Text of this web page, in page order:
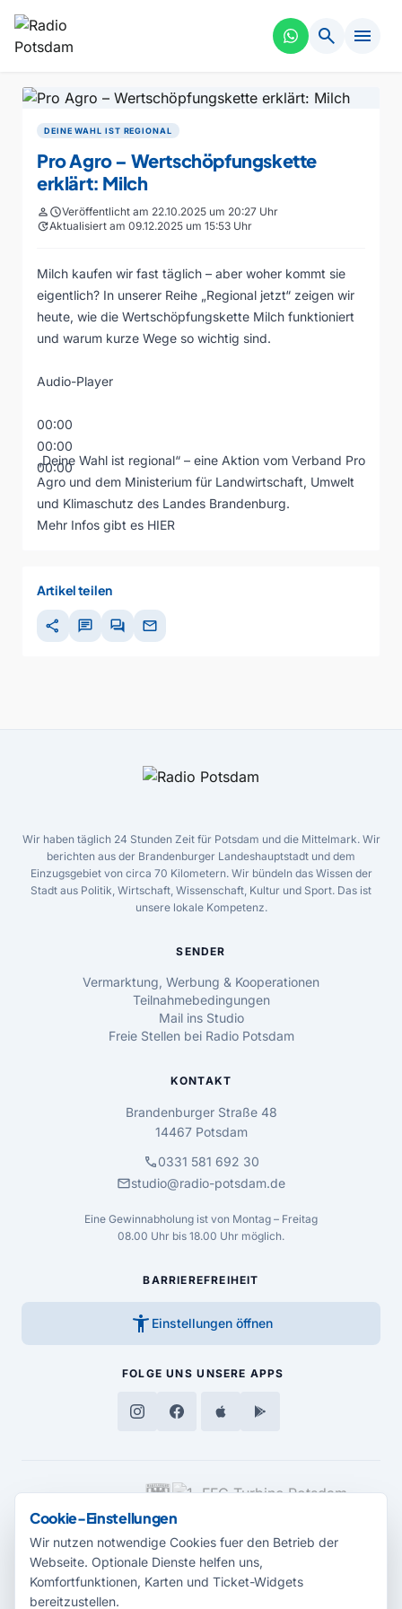
search menu
DEINE WAHL IST REGIONAL
Pro Agro – Wertschöpfungskette
erklärt: Milch
personscheduleVeröffentlicht am 22.10.2025 um 20:27 Uhr
updateAktualisiert am 09.12.2025 um 15:53 Uhr
Milch kaufen wir fast täglich – aber woher kommt sie
eigentlich? In unserer Reihe „Regional jetzt“ zeigen wir
heute, wie die Wertschöpfungskette Milch funktioniert
und warum kurze Wege so wichtig sind.
Audio-Player
00:00
00:00
00:00
„Deine Wahl ist regional“ – eine Aktion vom Verband Pro
Agro und dem Ministerium für Landwirtschaft, Umwelt
und Klimaschutz des Landes Brandenburg.
Mehr Infos gibt es HIER
Artikel teilen
share chat forum mail
Wir haben täglich 24 Stunden Zeit für Potsdam und die Mittelmark. Wir
berichten aus der Brandenburger Landeshauptstadt und dem
Einzugsgebiet von circa 70 Kilometern. Wir bündeln das Wissen der
Stadt aus Politik, Wirtschaft, Wissenschaft, Kultur und Sport. Das ist
unsere lokale Kompetenz.
SENDER
Vermarktung, Werbung & Kooperationen
Teilnahmebedingungen
Mail ins Studio
Freie Stellen bei Radio Potsdam
KONTAKT
Brandenburger Straße 48
14467 Potsdam
call0331 581 692 30
mailstudio@radio-potsdam.de
Eine Gewinnabholung ist von Montag – Freitag
08.00 Uhr bis 18.00 Uhr möglich.
BARRIEREFREIHEIT
accessibility_new Einstellungen öffnen
FOLGE UNS UNSERE APPS
MEDIENPARTNER
Cookie-Einstellungen
Wir nutzen notwendige Cookies fuer den Betrieb der
Webseite. Optionale Dienste helfen uns,
Komfortfunktionen, Karten und Ticket-Widgets
bereitzustellen.